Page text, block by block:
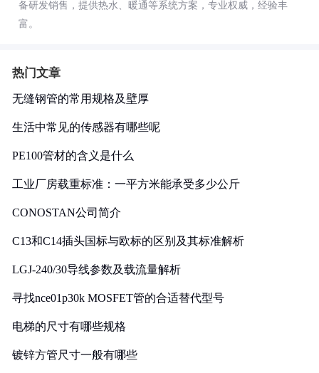
备研发销售，提供热水、暖通等系统方案，专业权威，经验丰
富。
热门文章
无缝钢管的常用规格及壁厚
生活中常见的传感器有哪些呢
PE100管材的含义是什么
工业厂房载重标准：一平方米能承受多少公斤
CONOSTAN公司简介
C13和C14插头国标与欧标的区别及其标准解析
LGJ-240/30导线参数及载流量解析
寻找nce01p30k MOSFET管的合适替代型号
电梯的尺寸有哪些规格
镀锌方管尺寸一般有哪些